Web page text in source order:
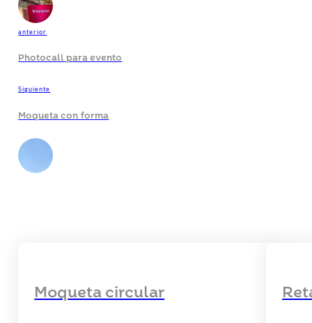
anterior
Photocall para evento
Siguiente
Moqueta con forma
Moqueta circular